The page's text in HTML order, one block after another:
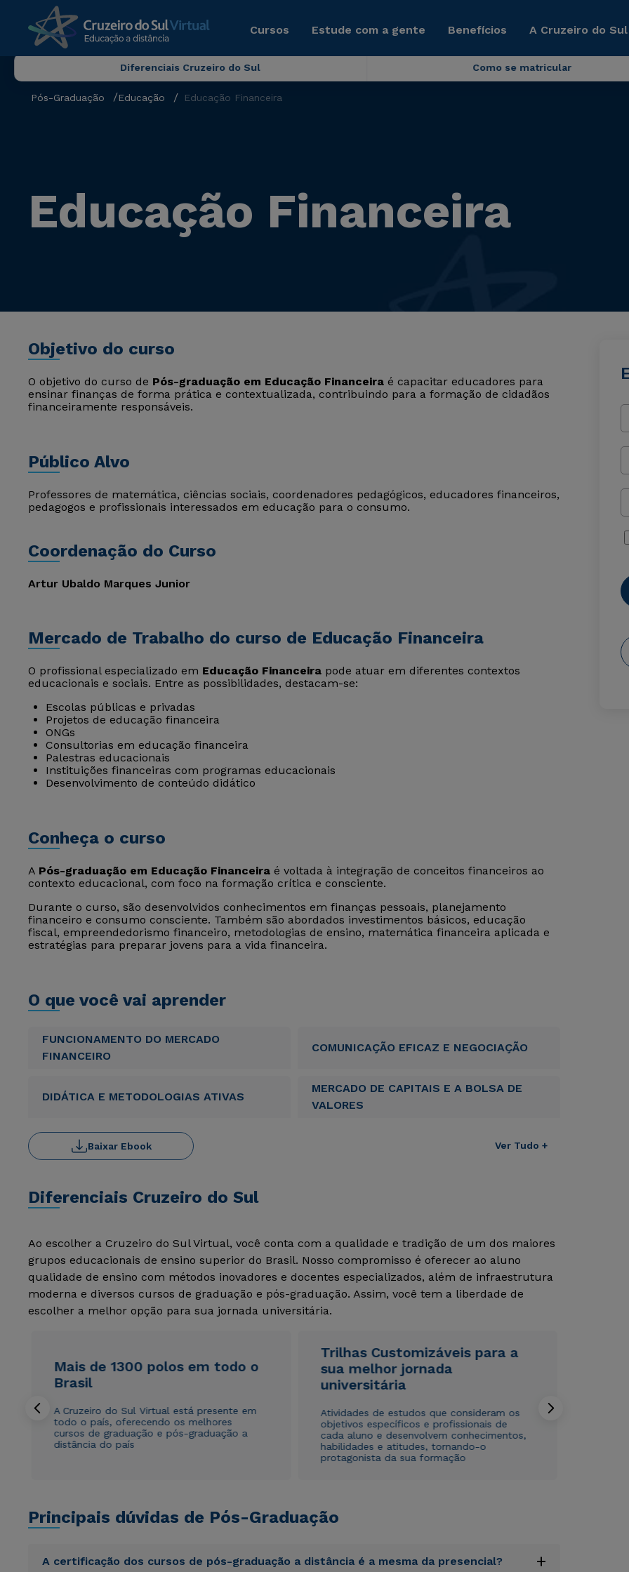
Cursos Estude com a gente Benefícios A Cruzeiro do
Diferenciais Cruzeiro do Sul Como se matricular
Pós-Graduação Educação Educação Financeira
Educação Financeira
Objetivo do curso
O objetivo do curso de Pós-graduação em Educação Financeira é capacitar educadores para
ensinar finanças de forma prática e contextualizada, contribuindo para a formação de cidadãos
financeiramente responsáveis.
Público Alvo
Professores de matemática, ciências sociais, coordenadores pedagógicos, educadores financeiros,
pedagogos e profissionais interessados em educação para o consumo.
Coordenação do Curso
Artur Ubaldo Marques Junior
Mercado de Trabalho do curso de Educação Financeira
O profissional especializado em Educação Financeira pode atuar em diferentes contextos
educacionais e sociais. Entre as possibilidades, destacam-se:
Escolas públicas e privadas
Projetos de educação financeira
ONGs
Consultorias em educação financeira
Palestras educacionais
Instituições financeiras com programas educacionais
Desenvolvimento de conteúdo didático
Conheça o curso
A Pós-graduação em Educação Financeira é voltada à integração de conceitos financeiros ao
contexto educacional, com foco na formação crítica e consciente.
Durante o curso, são desenvolvidos conhecimentos em finanças pessoais, planejamento
financeiro e consumo consciente. Também são abordados investimentos básicos, educação
fiscal, empreendedorismo financeiro, metodologias de ensino, matemática financeira aplicada e
estratégias para preparar jovens para a vida financeira.
O que você vai aprender
FUNCIONAMENTO DO MERCADO
FINANCEIRO
COMUNICAÇÃO EFICAZ E NEGOCIAÇÃO
DIDÁTICA E METODOLOGIAS ATIVAS
MERCADO DE CAPITAIS E A BOLSA DE
VALORES
Ver Tudo +
Baixar Ebook
Diferenciais Cruzeiro do Sul
Ao escolher a Cruzeiro do Sul Virtual, você conta com a qualidade e tradição de um dos maiores
grupos educacionais de ensino superior do Brasil. Nosso compromisso é oferecer ao aluno
qualidade de ensino com métodos inovadores e docentes especializados, além de infraestrutura
moderna e diversos cursos de graduação e pós-graduação. Assim, você tem a liberdade de
escolher a melhor opção para sua jornada universitária.
Mais de 1300 polos em todo o
Brasil
A Cruzeiro do Sul Virtual está presente em
todo o país, oferecendo os melhores
cursos de graduação e pós-graduação a
distância do país
Trilhas Customizáveis para a
sua melhor jornada
universitária
Atividades de estudos que consideram os
objetivos específicos e profissionais de
cada aluno e desenvolvem conhecimentos,
habilidades e atitudes, tornando-o
protagonista da sua formação
Principais dúvidas de Pós-Graduação
A certificação dos cursos de pós-graduação a distância é a mesma da presencial? +
Rápido e fácil
WhatsApp
Estou de acordo com aPolítica de Privacidade.
autorizo que meus dados sejam utilizados para o
envio de conteúdos da Cruzeiro do Sul.
Rápido e fácil
WhatsApp
Estou de acordo com aPolítica de Privacidade.
autorizo que meus dados sejam utilizados para o
envio de conteúdos da Cruzeiro do Sul.